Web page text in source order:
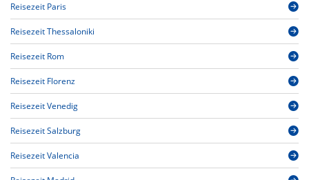
Reisezeit Paris
Reisezeit Thessaloniki
Reisezeit Rom
Reisezeit Florenz
Reisezeit Venedig
Reisezeit Salzburg
Reisezeit Valencia